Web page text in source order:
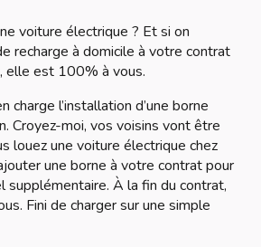
voiture électrique ? Et si on
recharge à domicile à votre contrat
elle est 100% à vous.
charge l’installation d’une borne
Croyez-moi, vos voisins vont être
louez une voiture électrique chez
une borne à votre contrat pour
supplémentaire. À la fin du contrat,
Fini de charger sur une simple